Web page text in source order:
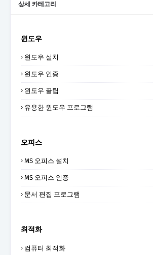
상세 카테고리
윈도우
윈도우 설치
윈도우 인증
윈도우 꿀팁
유용한 윈도우 프로그램
오피스
MS 오피스 설치
MS 오피스 인증
문서 편집 프로그램
최적화
컴퓨터 최적화